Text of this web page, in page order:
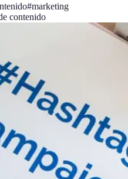
#marketing
contenido